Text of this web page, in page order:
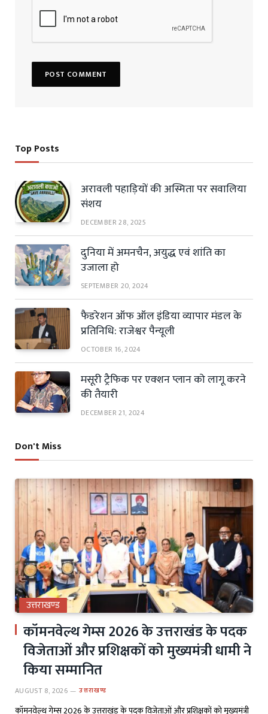
Top Posts
अरावली पहाड़ियों की अस्मिता पर सवालिया
संशय
DECEMBER 28, 2025
दुनिया में अमनचैन, अयुद्ध एवं शांति का
उजाला हो
SEPTEMBER 20, 2024
फैडरेशन ऑफ ऑल इंडिया व्यापार मंडल के
प्रतिनिधि: राजेश्वर पैन्यूली
OCTOBER 16, 2024
मसूरी ट्रैफिक पर एक्शन प्लान को लागू करने
की तैयारी
DECEMBER 21, 2024
Don't Miss
उत्तराखण्ड
कॉमनवेल्थ गेम्स 2026 के उत्तराखंड के पदक
विजेताओं और प्रशिक्षकों को मुख्यमंत्री धामी ने
किया सम्मानित
AUGUST 8, 2026 उत्तराखण्ड
कॉमनवेल्थ गेम्स 2026 के उत्तराखंड के पदक विजेताओं और प्रशिक्षकों को मुख्यमंत्री